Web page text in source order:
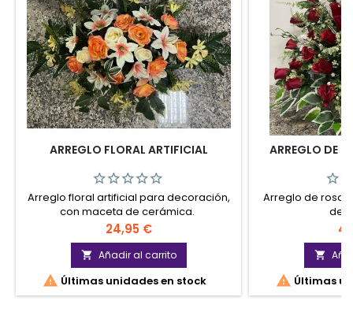
ARREGLO FLORAL ARTIFICIAL
Arreglo floral artificial para decoración,
con maceta de cerámica.
Precio
24,95 €
 Añadir al carrito
 Últimas unidades en stock
ARREGLO DE
Arreglo de

 Últimas